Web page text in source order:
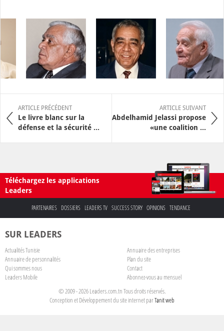
ARTICLE PRÉCÉDENT
Le livre blanc sur la
défense et la sécurité ...
ARTICLE SUIVANT
Abdelhamid Jelassi propose
«une coalition ...
Téléchargez les applications
Leaders
PARTENAIRES DOSSIERS LEADERS TV SUCCESS STORY OPINIONS TENDANCE
SUR LEADERS
Actualités Tunisie
Annuaire des entreprises
Annuaire de personnalités
Plan du site
Qui sommes nous
Contact
Leaders Mobile
Abonnez-vous au mensuel
© 2009 - 2026 Leaders.com.tn Tous droits réservés.
Conception et Développement du site internet parTanit web